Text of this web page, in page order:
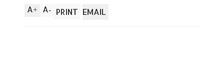
A+ A- PRINT EMAIL